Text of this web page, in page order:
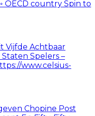
OECD country Spin to
Vijfde Achtbaar
Spelers –
www.celsius-
Chopine Post